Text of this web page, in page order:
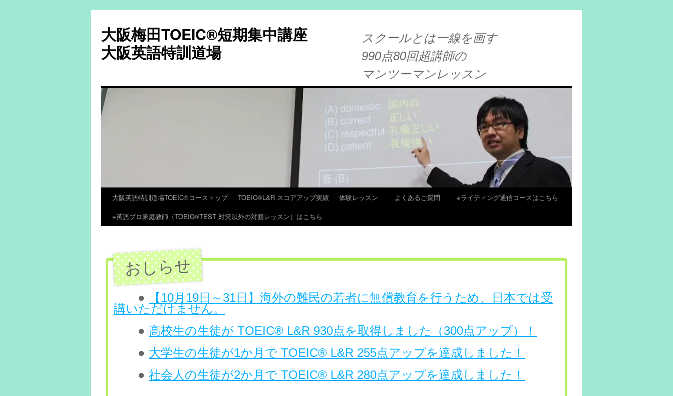
大阪梅田TOEIC®短期集中講座
大阪英語特訓道場
スクールとは一線を画す
990点80回超講師の
マンツーマンレッスン
大阪英語特訓道場TOEIC®コーストップ TOEIC®L&R スコアアップ実績 体験レッスン よくあるご質問
※ライティング通信コースはこちら
※英語プロ家庭教師（TOEIC®TEST 対策以外の対面レッスン）はこちら
●
【10月19日～31日】海外の難民の若者に無償教育を行うため、日本では受
講いただけません。
● 高校生の生徒が TOEIC® L&R 930点を取得しました（300点アップ）！
● 大学生の生徒が1か月で TOEIC® L&R 255点アップを達成しました！
● 社会人の生徒が2か月で TOEIC® L&R 280点アップを達成しました！